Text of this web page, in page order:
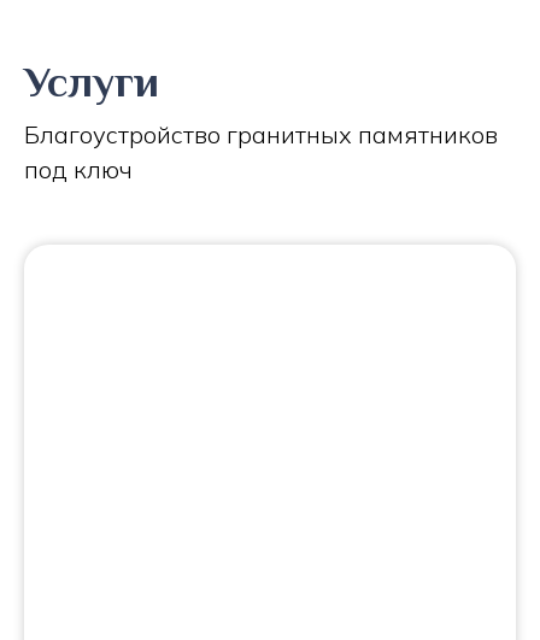
Услуги
Благоустройство гранитных памятников
под ключ